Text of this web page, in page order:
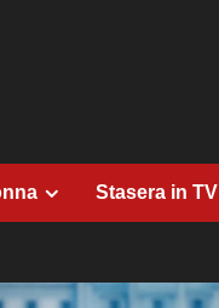
Stasera in TV